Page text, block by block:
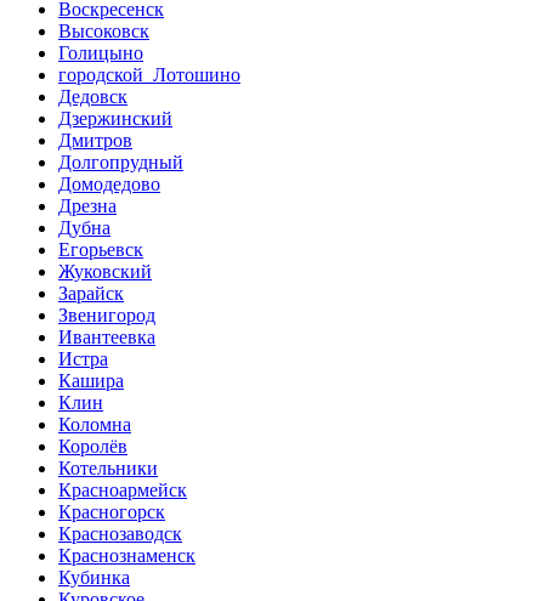
Воскресенск
Высоковск
Голицыно
городской Лотошино
Дедовск
Дзержинский
Дмитров
Долгопрудный
Домодедово
Дрезна
Дубна
Егорьевск
Жуковский
Зарайск
Звенигород
Ивантеевка
Истра
Кашира
Клин
Коломна
Королёв
Котельники
Красноармейск
Красногорск
Краснозаводск
Краснознаменск
Кубинка